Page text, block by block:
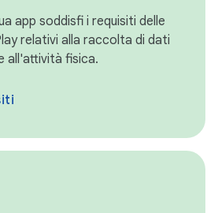
app soddisfi i requisiti delle
relativi alla raccolta di dati
all'attività fisica.